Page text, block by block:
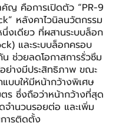
คัญ คือการเปิดตัว “PR-9
หลังคาไวนิลนวัตกรรม
นึ่งเดียว ที่ผสานระบบล็อก
และระบบล็อกครอบ
น ช่วยลดโอกาสการรั่วซึม
ย่างมีประสิทธิภาพ ขณะ
บบให้มีหน้ากว้างพิเศษ
ร ซึ่งถือว่าหน้ากว้างที่สุด
ำนวนรอยต่อ และเพิ่ม
การติดตั้ง